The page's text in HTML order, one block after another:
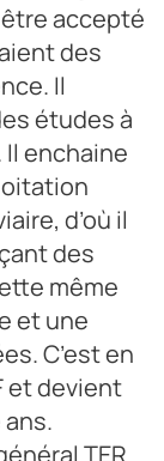
être accepté
des
Il
études à
Il enchaine
d’où il
des
même
et une
C’est en
et devient
TER